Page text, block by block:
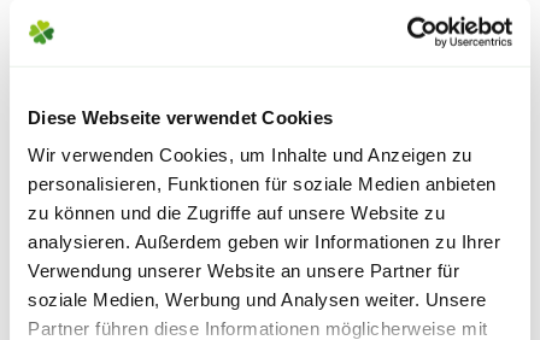
Diese Webseite verwendet Cookies
Wir verwenden Cookies, um Inhalte und Anzeigen zu
personalisieren, Funktionen für soziale Medien anbieten
zu können und die Zugriffe auf unsere Website zu
analysieren. Außerdem geben wir Informationen zu Ihrer
Verwendung unserer Website an unsere Partner für
soziale Medien, Werbung und Analysen weiter. Unsere
Partner führen diese Informationen möglicherweise mit
Geeignet für Fußbodenheizungen
Natürliches Material
Staubsauger geeignet
Rutschfest
Pflegeleicht
Trocknergeeignet
Waschbar bei 30°C
Unser Tipp: achte bereits beim Kauf auf
werden, um lange Standzeiten zu vermeiden.
ASTRA Fussmatte 'Border
Pin', 45x75 cm, halbrund,
schwarz
14,99
inkl. MwSt.zzgl. Versandkosten
ASTRA
Pin', 45x75 cm,
schwarz
14,99
inkl. MwSt. zzgl.